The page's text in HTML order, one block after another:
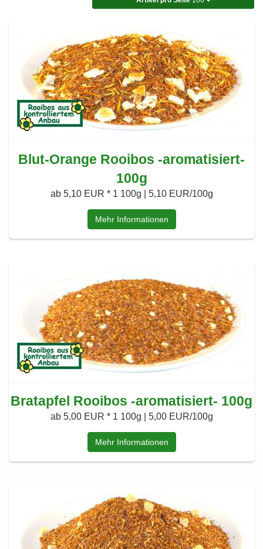
Blut-Orange Rooibos -aromatisiert-
100g
ab 5,10 EUR * 1 100g | 5,10 EUR/100g
Mehr Informationen
Bratapfel Rooibos -aromatisiert- 100g
ab 5,00 EUR * 1 100g | 5,00 EUR/100g
Mehr Informationen